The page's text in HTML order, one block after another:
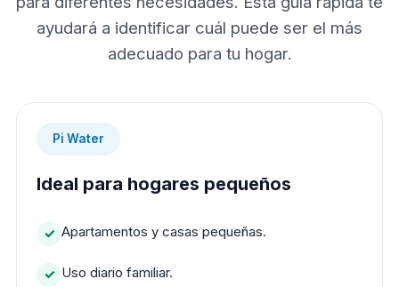
ayudará a identificar cuál puede ser el más
adecuado para tu hogar.
Pi Water
Ideal para hogares pequeños
Apartamentos y casas pequeñas.
Uso diario familiar.